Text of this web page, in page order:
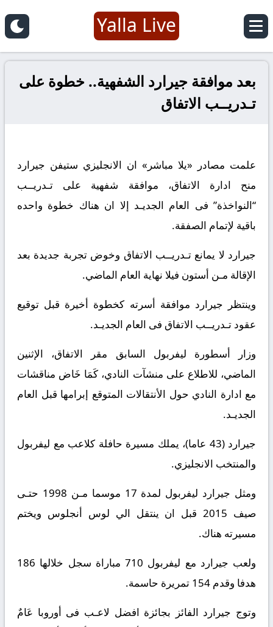
Yalla Live
بعد موافقة جيرارد الشفهية.. خطوة على
تـدريــب الاتفاق
علمت مصادر «يلا مباشر» ان الانجليزي ستيفن جيرارد
منح ادارة الاتفاق، موافقة شفهية على تـدريــب
“النواخذة” فى العام الجديـد إلا ان هناك خطوة واحده
باقية لإتمام الصفقة.
جيرارد لا يمانع تـدريــب الاتفاق وخوض تجربة جديدة بعد
الإقالة مـن أستون فيلا نهاية العام الماضي.
وينتظر جيرارد موافقة أسرته كخطوة أخيرة قبل توقيع
عقود تـدريــب الاتفاق فى العام الجديـد.
وزار أسطورة ليفربول السابق مقر الاتفاق، الإثنين
الماضي، للاطلاع على منشآت النادي، كَمَا خَاض مناقشات
مع ادارة النادي حول الأنتقالات المتوقع إبرامها قبل العام
الجديـد.
جيرارد (43 عاما)، يملك مسيرة حافلة كلاعب مع ليفربول
والمنتخب الانجليزي.
ومثل جيرارد ليفربول لمدة 17 موسما مـن 1998 حتـى
صيف 2015 قبل ان ينتقل الي لوس أنجلوس ويختم
مسيرته هناك.
ولعب جيرارد مع ليفربول 710 مباراة سجل خلالها 186
هدفا وقدم 154 تمريرة حاسمة.
وتوج جيرارد الفائز بجائزة افضل لاعـب فى أوروبا عَامٌ